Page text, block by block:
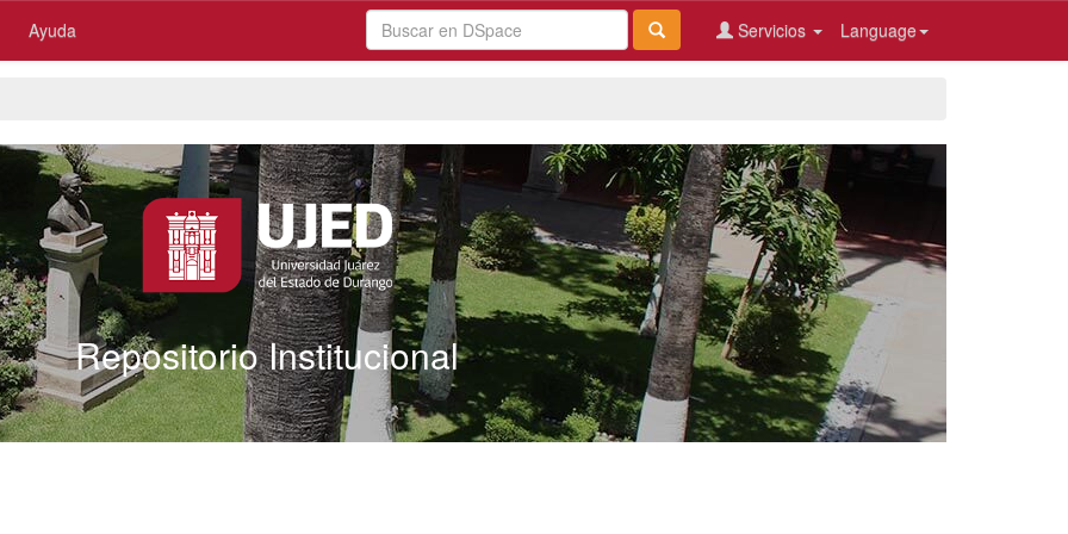
Ayuda Language
Servicios
Repositorio Institucional